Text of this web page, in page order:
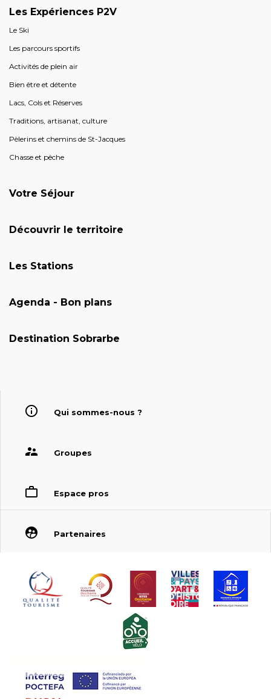
Les Expériences P2V
Le Ski
Les parcours sportifs
Activités de plein air
Bien être et détente
Lacs, Cols et Réserves
Traditions, artisanat, culture
Pèlerins et chemins de St-Jacques
Chasse et pêche
Votre Séjour
Découvrir le territoire
Les Stations
Agenda - Bon plans
Destination Sobrarbe
Qui sommes-nous ?
Groupes
Espace pros
Partenaires